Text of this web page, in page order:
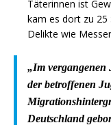
Täterinnen ist
kam es dort zu 25
Delikte wie
„Im
der betroffenen
Deutschland